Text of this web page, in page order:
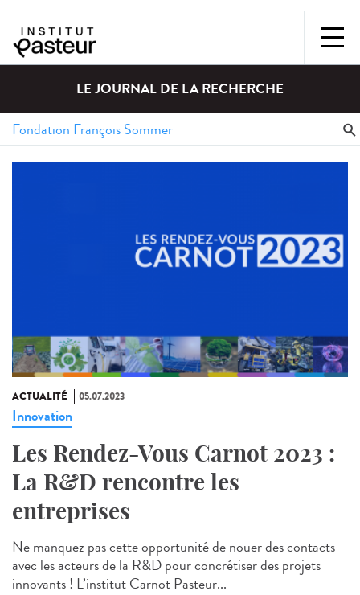
LE JOURNAL DE LA RECHERCHE
ACTUALITÉ 05.07.2023
Innovation
Les Rendez-Vous Carnot 2023 :
La R&D rencontre les
entreprises
Ne manquez pas cette opportunité de nouer des contacts
avec les acteurs de la R&D pour concrétiser des projets
innovants ! L’institut Carnot Pasteur...